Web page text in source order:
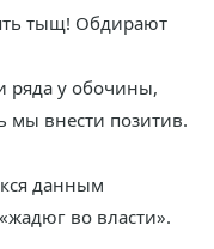
тыщ! Обдирают
ряда у обочины,
мы внести позитив.
данным
во власти».